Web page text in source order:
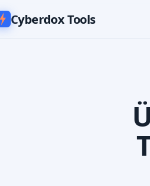
Cyberdox Tools